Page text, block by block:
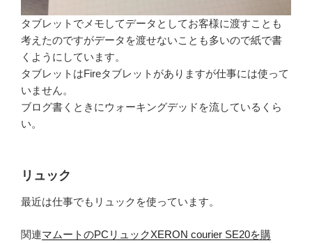
タブレットでメモしてデータとしてお客様に渡すことも
考えたのですがデータを渡せないことも多いので紙で書
くようにしています。
タブレットはFireタブレットがありますが仕事には使って
いません。
ブログ書くときにウォーキングデッドを流しているくら
い。
リュック
最近は仕事でもリュックを使っています。
関連マムートのPCリュックXERON courier SE20を購